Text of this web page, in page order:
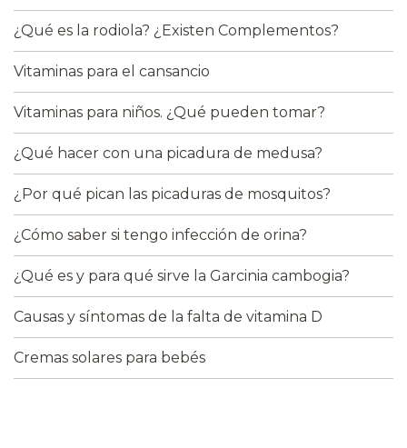
¿Qué es la rodiola? ¿Existen Complementos?
Vitaminas para el cansancio
Vitaminas para niños. ¿Qué pueden tomar?
¿Qué hacer con una picadura de medusa?
¿Por qué pican las picaduras de mosquitos?
¿Cómo saber si tengo infección de orina?
¿Qué es y para qué sirve la Garcinia cambogia?
Causas y síntomas de la falta de vitamina D
Cremas solares para bebés